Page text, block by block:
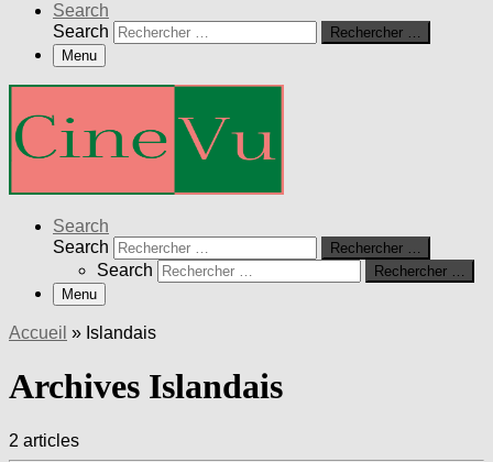
Search
Search
Rechercher …
Menu
Search
Search
Rechercher …
Search
Rechercher …
Menu
Accueil » Islandais
Archives Islandais
2 articles